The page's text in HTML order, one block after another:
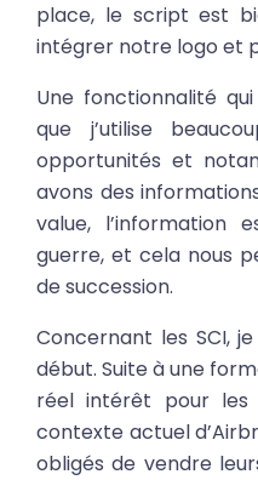
place, le script est
intégrer notre logo et
Une fonctionnalité
que j’utilise
opportunités et
avons des
value, l’information
guerre, et cela nous
de succession.
Concernant les SCI,
début. Suite à une
réel intérêt pour
contexte actuel
obligés de vendre